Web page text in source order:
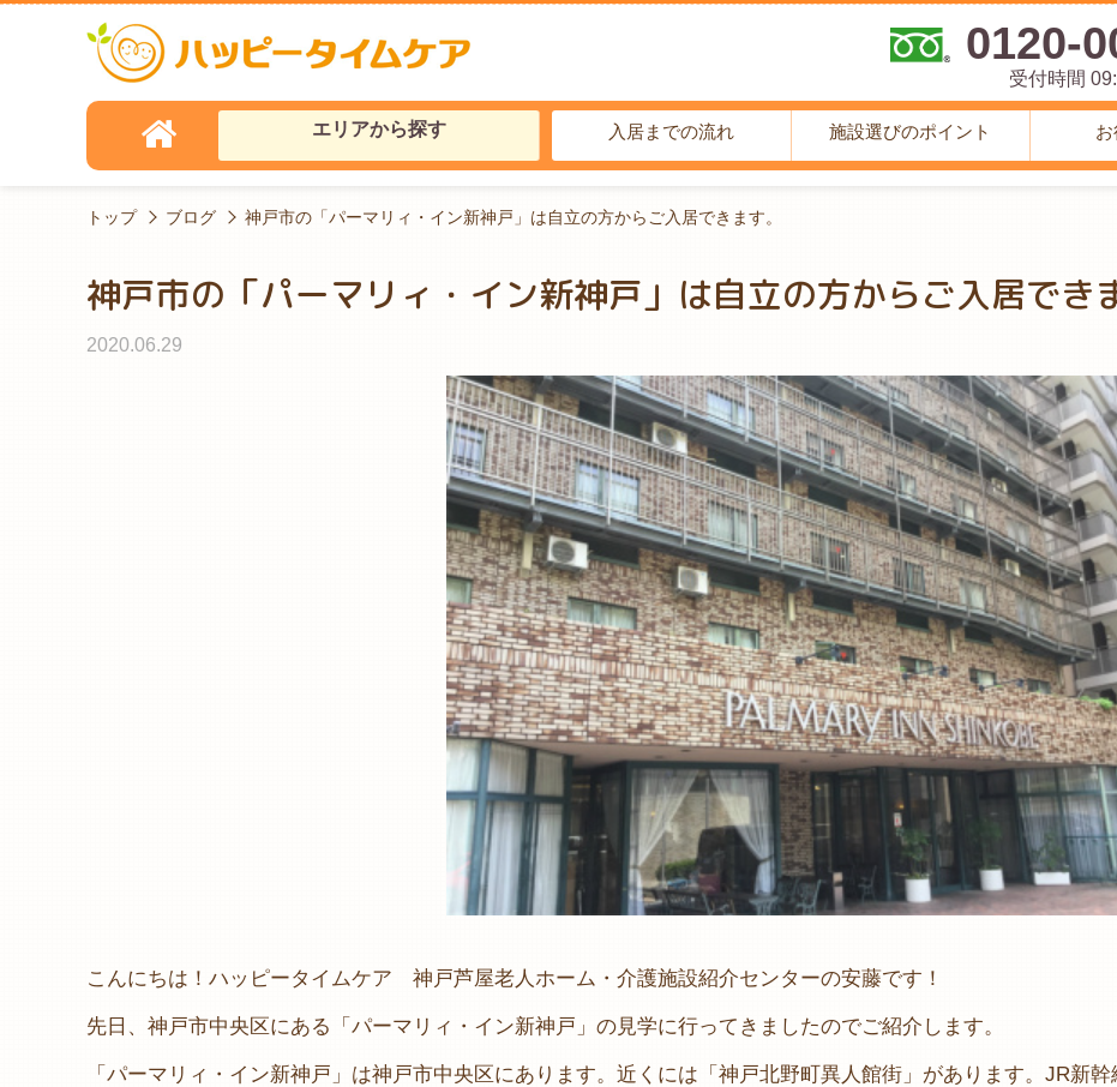
0120-
受付時間
エリアから探す 入居までの流れ 施設選びのポイント
トップ ブログ 神戸市の「パーマリィ・イン新神戸」は自立の方からご入居できます。
神戸市の「パーマリィ・イン新神戸」は自立の方からご入居でき
2020.06.29
こんにちは！ハッピータイムケア 神戸芦屋老人ホーム・介護施設紹介センターの安藤です！
先日、神戸市中央区にある「パーマリィ・イン新神戸」の見学に行ってきましたのでご紹介します。
「パーマリィ・イン新神戸」は神戸市中央区にあります。近くには「神戸北野町異人館街」があります。JR新幹